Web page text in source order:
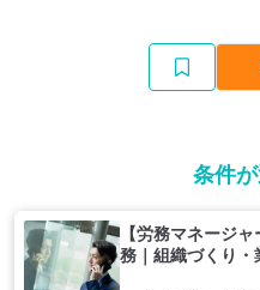
条件
【労務マネージ
務｜組織づくり